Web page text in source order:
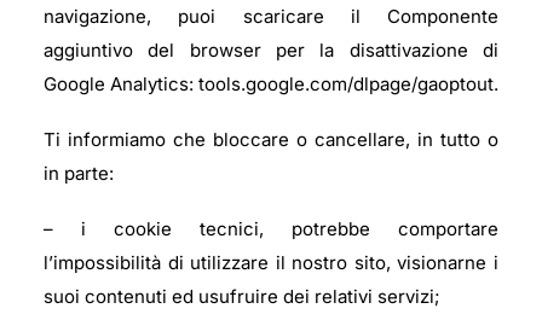
navigazione, puoi scaricare il Componente
aggiuntivo del browser per la disattivazione di
Google Analytics: tools.google.com/dlpage/gaoptout.
Ti informiamo che bloccare o cancellare, in tutto o
in parte:
– i cookie tecnici, potrebbe comportare
l’impossibilità di utilizzare il nostro sito, visionarne i
suoi contenuti ed usufruire dei relativi servizi;